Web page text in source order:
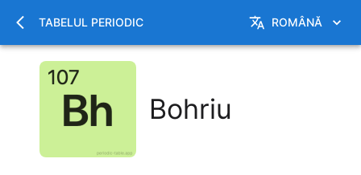
TABELUL PERIODIC ROMÂNĂ
Bohriu